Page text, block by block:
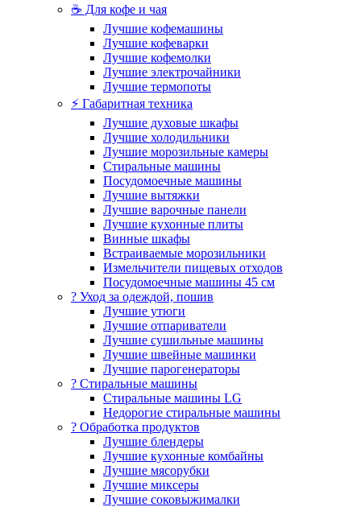
☕ Для кофе и чая
Лучшие кофемашины
Лучшие кофеварки
Лучшие кофемолки
Лучшие электрочайники
Лучшие термопоты
⚡ Габаритная техника
Лучшие духовые шкафы
Лучшие холодильники
Лучшие морозильные камеры
Стиральные машины
Посудомоечные машины
Лучшие вытяжки
Лучшие варочные панели
Лучшие кухонные плиты
Винные шкафы
Встраиваемые морозильники
Измельчители пищевых отходов
Посудомоечные машины 45 см
? Уход за одеждой, пошив
Лучшие утюги
Лучшие отпариватели
Лучшие сушильные машины
Лучшие швейные машинки
Лучшие парогенераторы
? Стиральные машины
Стиральные машины LG
Недорогие стиральные машины
? Обработка продуктов
Лучшие блендеры
Лучшие кухонные комбайны
Лучшие мясорубки
Лучшие миксеры
Лучшие соковыжималки